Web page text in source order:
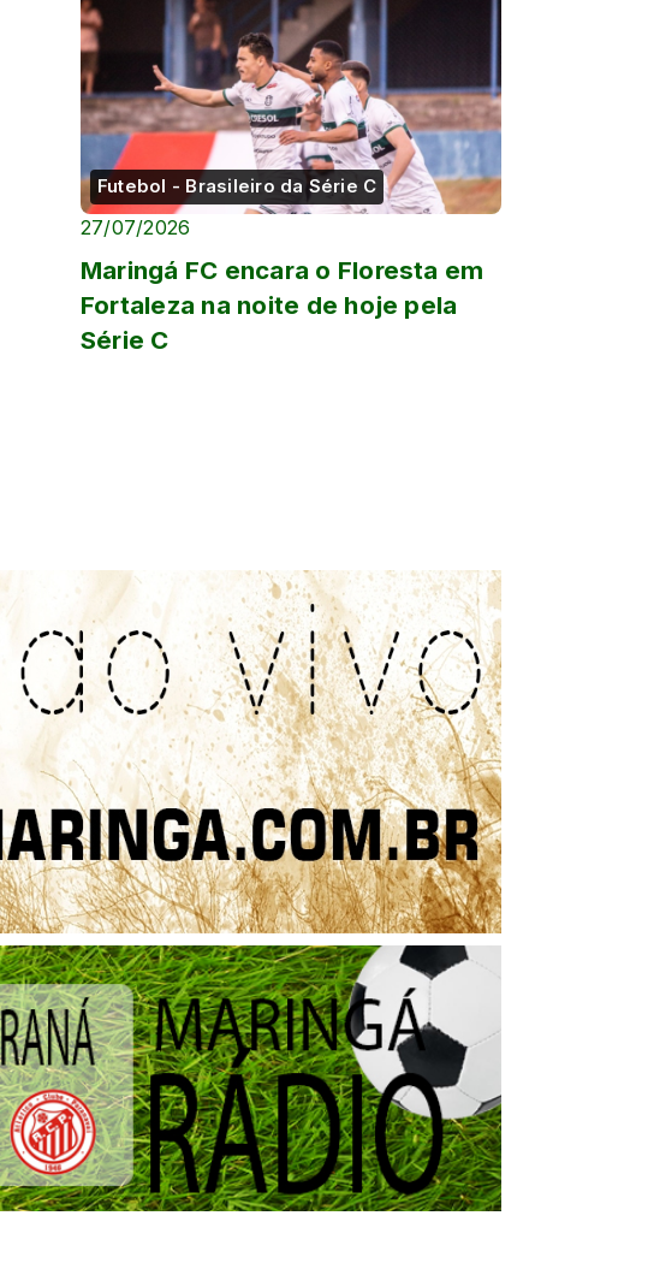
Futebol - Brasileiro da Série C
27/07/2026
Maringá FC encara o Floresta em
Fortaleza na noite de hoje pela
Série C